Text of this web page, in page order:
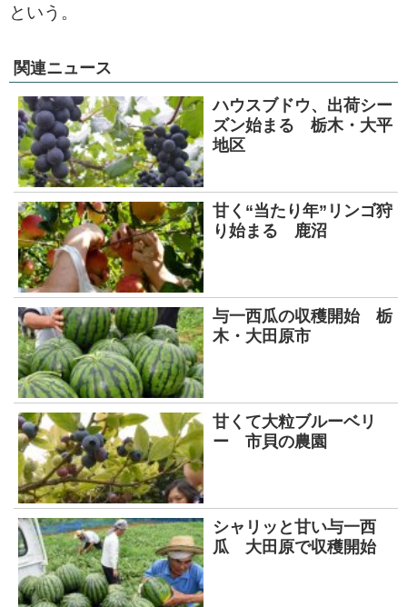
という。
関連ニュース
ハウスブドウ、出荷シー
ズン始まる 栃木・大平
地区
甘く“当たり年”リンゴ狩
り始まる 鹿沼
与一西瓜の収穫開始 栃
木・大田原市
甘くて大粒ブルーベリ
ー 市貝の農園
シャリッと甘い与一西
瓜 大田原で収穫開始